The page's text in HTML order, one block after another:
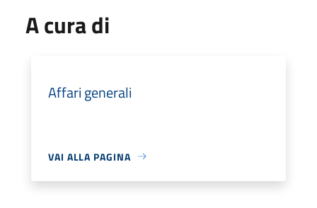
A cura di
Affari generali
VAI ALLA PAGINA